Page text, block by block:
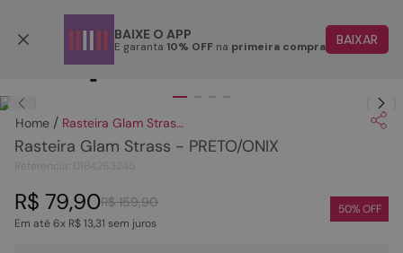
BAIXE O APP
E garanta 10% OFF na primeira compra BAIXAR
Rasteira Glam Strass - PRETO/ONIX
Rasteira Glam Strass - PRETO/ONIX
R$ 159,90
R$ 79,90
Em até6x R$13,31 sem juros
50% OFF
1
2º
tenis
4º
sandalia
5º
rasteira